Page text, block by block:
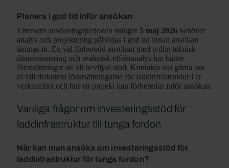
Planera i god tid inför ansökan
Eftersom ansökningsperioden stänger 5 maj 2026 behöver
analys och projektering påbörjas i god tid innan ansökan
lämnas in. En väl förberedd ansökan med tydlig teknisk
dimensionering och realistisk effektanalys har bättre
förutsättningar att bli beviljad stöd. Kontakta oss gärna om
ni vill diskutera förutsättningarna för laddinfrastruktur i er
verksamhet och hur ett projekt kan förberedas inför ansökan.
Vanliga frågor om investeringsstöd för
laddinfrastruktur till tunga fordon
När kan man ansöka om investeringsstöd för
laddinfrastruktur för tunga fordon?